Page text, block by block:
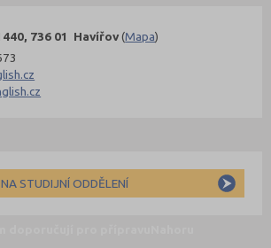
736 01 Havířov(Mapa)
STUDIJNÍ ODDĚLENÍ